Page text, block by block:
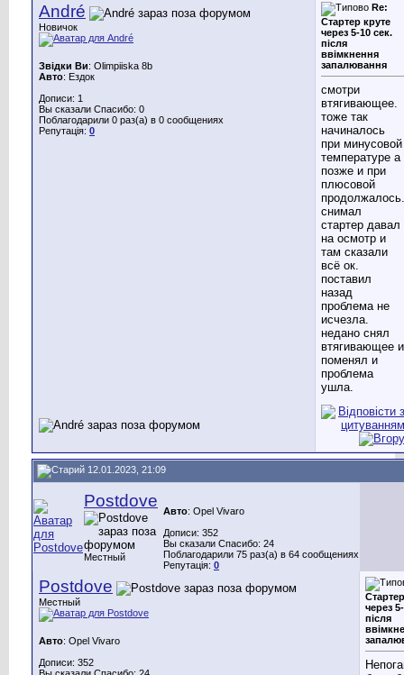
André
Новичок
Звідки Ви: Olimpiiska 8b
Авто: Ездок
Дописи: 1
Вы сказали Спасибо: 0
Поблагодарили 0 раз(а) в 0 сообщениях
Репутація: 0
Re:
Стартер круте
через 5-10 сек.
після
ввімкнення
запалювання
смотри
втягивающее.
тоже так
начиналось
при минусовой
температуре а
позже и при
плюсовой
продолжалось.
снимал
стартер давал
на осмотр и
там сказали
всё ок.
поставил
назад
проблема не
исчезла.
недано снял
втягивающее и
поменял и
проблема
ушла.
12.01.2023, 21:09
Postdove
Местный
Авто: Opel Vivaro
Дописи: 352
Вы сказали Спасибо: 24
Поблагодарили 75 раз(а) в 64 сообщениях
Репутація: 0
Postdove
Местный
Авто: Opel Vivaro
Дописи: 352
Вы сказали Спасибо: 24
через
після